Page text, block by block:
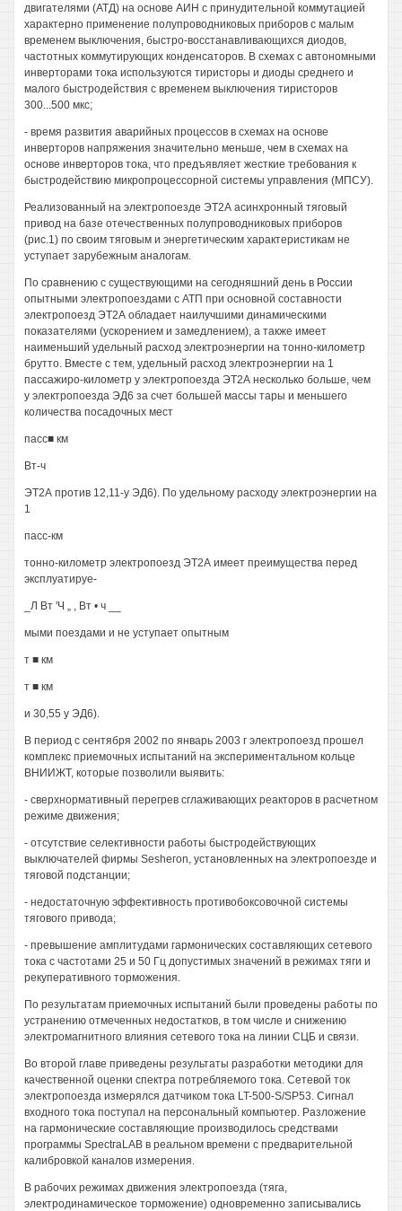
двигателями (АТД) на основе АИН с принудительной коммутацией
характерно применение полупроводниковых приборов с малым
временем выключения, быстро-восстанавливающихся диодов,
частотных коммутирующих конденсаторов. В схемах с автономными
инверторами тока используются тиристоры и диоды среднего и
малого быстродействия с временем выключения тиристоров
300...500 мкс;
- время развития аварийных процессов в схемах на основе
инверторов напряжения значительно меньше, чем в схемах на
основе инверторов тока, что предъявляет жесткие требования к
быстродействию микропроцессорной системы управления (МПСУ).
Реализованный на электропоезде ЭТ2А асинхронный тяговый
привод на базе отечественных полупроводниковых приборов
(рис.1) по своим тяговым и энергетическим характеристикам не
уступает зарубежным аналогам.
По сравнению с существующими на сегодняшний день в России
опытными электропоездами с АТП при основной составности
электропоезд ЭТ2А обладает наилучшими динамическими
показателями (ускорением и замедлением), а также имеет
наименьший удельный расход электроэнергии на тонно-километр
брутто. Вместе с тем, удельный расход электроэнергии на 1
пассажиро-километр у электропоезда ЭТ2А несколько больше, чем
у электропоезда ЭД6 за счет большей массы тары и меньшего
количества посадочных мест
пасс■ км
Вт-ч
ЭТ2А против 12,11-у ЭД6). По удельному расходу электроэнергии на
1
пасс-км
тонно-километр электропоезд ЭТ2А имеет преимущества перед
эксплуатируе-
_Л Вт 'Ч „ , Вт • ч __
мыми поездами и не уступает опытным
т ■ км
т ■ км
и 30,55 у ЭД6).
В период с сентября 2002 по январь 2003 г электропоезд прошел
комплекс приемочных испытаний на экспериментальном кольце
ВНИИЖТ, которые позволили выявить:
- сверхнормативный перегрев сглаживающих реакторов в расчетном
режиме движения;
- отсутствие селективности работы быстродействующих
выключателей фирмы Sesheгon, установленных на электропоезде и
тяговой подстанции;
- недостаточную эффективность противобоксовочной системы
тягового привода;
- превышение амплитудами гармонических составляющих сетевого
тока с частотами 25 и 50 Гц допустимых значений в режимах тяги и
рекуперативного торможения.
По результатам приемочных испытаний были проведены работы по
устранению отмеченных недостатков, в том числе и снижению
электромагнитного влияния сетевого тока на линии СЦБ и связи.
Во второй главе приведены результаты разработки методики для
качественной оценки спектра потребляемого тока. Сетевой ток
электропоезда измерялся датчиком тока LT-500-S/SP53. Сигнал
входного тока поступал на персональный компьютер. Разложение
на гармонические составляющие производилось средствами
программы SpectгaLAB в реальном времени с предварительной
калибровкой каналов измерения.
В рабочих режимах движения электропоезда (тяга,
электродинамическое торможение) одновременно записывались